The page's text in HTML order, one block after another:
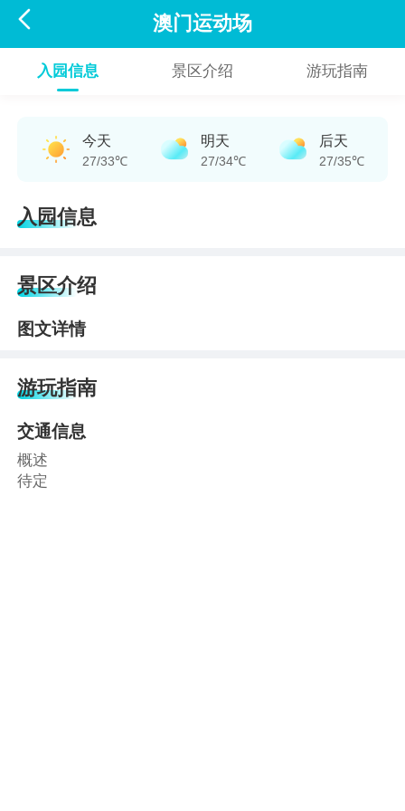
 澳门运动场
入园信息 景区介绍 游玩指南
今天
27/33℃
明天
27/34℃
后天
27/35℃
入园信息
景区介绍
图文详情
游玩指南
交通信息
概述
待定